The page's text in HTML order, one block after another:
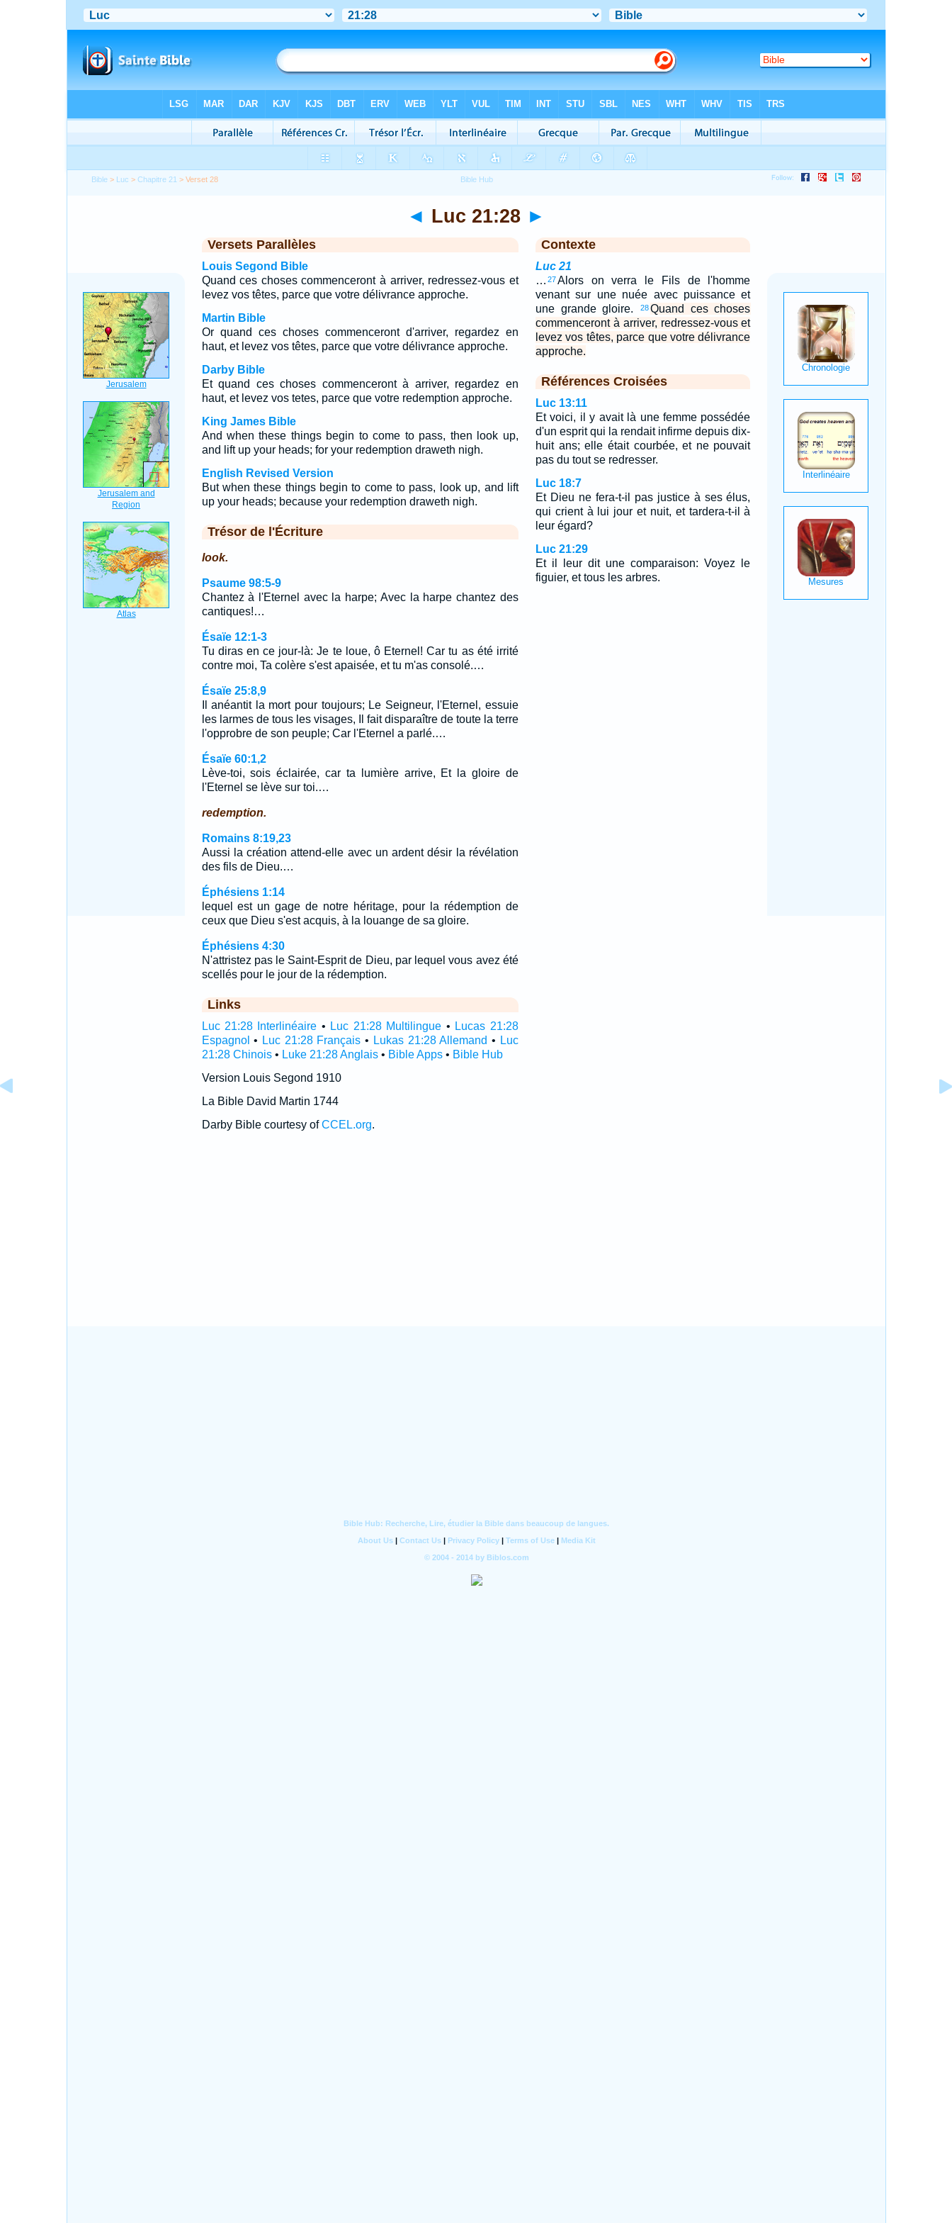
Bible > Luc >Chapitre 21 > Verset 28
◄ Luc 21:28 ►
Versets Parallèles
Louis Segond Bible
Quand ces choses commenceront à arriver, redressez-vous et
levez vos têtes, parce que votre délivrance approche.
Martin Bible
Or quand ces choses commenceront d'arriver, regardez en
haut, et levez vos têtes, parce que votre délivrance approche.
Darby Bible
Et quand ces choses commenceront à arriver, regardez en
haut, et levez vos tetes, parce que votre redemption approche.
King James Bible
And when these things begin to come to pass, then look up,
and lift up your heads; for your redemption draweth nigh.
English Revised Version
But when these things begin to come to pass, look up, and lift
up your heads; because your redemption draweth nigh.
Trésor de l'Écriture
look.
Psaume 98:5-9
Chantez à l'Eternel avec la harpe; Avec la harpe chantez des
cantiques!…
Ésaïe 12:1-3
Tu diras en ce jour-là: Je te loue, ô Eternel! Car tu as été irrité
contre moi, Ta colère s'est apaisée, et tu m'as consolé.…
Ésaïe 25:8,9
Il anéantit la mort pour toujours; Le Seigneur, l'Eternel, essuie
les larmes de tous les visages, Il fait disparaître de toute la terre
l'opprobre de son peuple; Car l'Eternel a parlé.…
Ésaïe 60:1,2
Lève-toi, sois éclairée, car ta lumière arrive, Et la gloire de
l'Eternel se lève sur toi.…
redemption.
Romains 8:19,23
Aussi la création attend-elle avec un ardent désir la révélation
des fils de Dieu.…
Éphésiens 1:14
lequel est un gage de notre héritage, pour la rédemption de
ceux que Dieu s'est acquis, à la louange de sa gloire.
Éphésiens 4:30
N'attristez pas le Saint-Esprit de Dieu, par lequel vous avez été
scellés pour le jour de la rédemption.
Links
Luc 21:28 Interlinéaire • Luc 21:28 Multilingue • Lucas 21:28
Espagnol • Luc 21:28 Français • Lukas 21:28 Allemand • Luc
21:28 Chinois• Luke 21:28 Anglais• Bible Apps• Bible Hub
Version Louis Segond 1910
La Bible David Martin 1744
Darby Bible courtesy ofCCEL.org.
Contexte
Luc 21
… 27Alors on verra le Fils de l'homme
venant sur une nuée avec puissance et
une grande gloire.
28Quand ces choses
commenceront à arriver, redressez-vous et
levez vos têtes, parce que votre délivrance
approche.
Références Croisées
Luc 13:11
Et voici, il y avait là une femme possédée
d'un esprit qui la rendait infirme depuis dix-
huit ans; elle était courbée, et ne pouvait
pas du tout se redresser.
Luc 18:7
Et Dieu ne fera-t-il pas justice à ses élus,
qui crient à lui jour et nuit, et tardera-t-il à
leur égard?
Luc 21:29
Et il leur dit une comparaison: Voyez le
figuier, et tous les arbres.